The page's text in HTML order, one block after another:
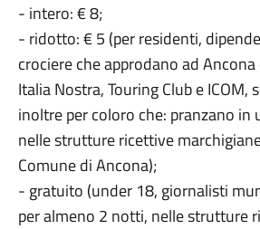
- intero: € 8;
- ridotto: € 5 (per residenti,
crociere che approdano ad
Italia Nostra, Touring Club e
inoltre per coloro che: pranzano
nelle strutture ricettive
Comune di Ancona);
- gratuito (under 18, giornalisti
per almeno 2 notti, nelle strutture